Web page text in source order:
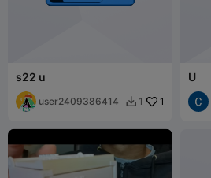
s22 u
user2409386414  1 1
U